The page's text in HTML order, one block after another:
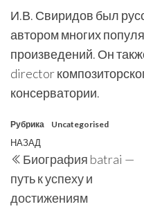
И.В. Свиридов был
автором многих
произведений. Он
director
консерватории.
Рубрика Uncategorised
Навигация
по
записям
Предыдущая
запись
НАЗАД
Биография batrai —
путь к успеху и
достижениям